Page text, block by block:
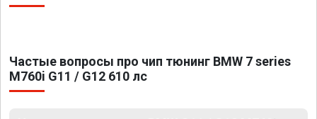
Частые вопросы про чип тюнинг BMW 7 series
M760i G11 / G12 610 лс